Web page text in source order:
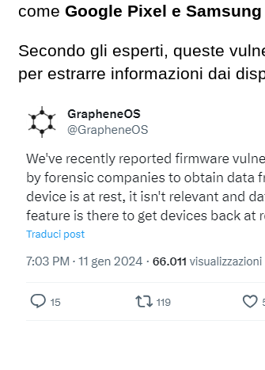
come Google Pixel e Samsung
Secondo gli esperti, queste
per estrarre informazioni dai